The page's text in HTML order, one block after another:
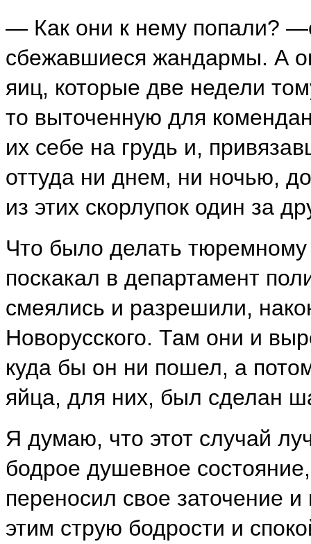
— Как они к нему попали?
сбежавшиеся жандармы. А
яиц, которые две недели
то выточенную для
их себе на грудь и,
оттуда ни днем, ни ночью,
из этих скорлупок один за
Что было делать
поскакал в департамент
смеялись и разрешили,
Новорусского. Там они и
куда бы он ни пошел, а
яйца, для них, был сделан
Я думаю, что этот случай
бодрое душевное
переносил свое заточение
этим струю бодрости и